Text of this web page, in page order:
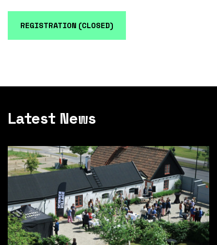
REGISTRATION (CLOSED)
Latest News